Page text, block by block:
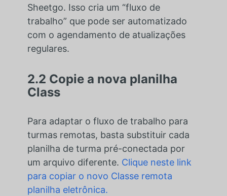
Sheetgo. Isso cria um “fluxo de
trabalho” que pode ser automatizado
com o agendamento de atualizações
regulares.
2.2 Copie a nova planilha
Class
Para adaptar o fluxo de trabalho para
turmas remotas, basta substituir cada
planilha de turma pré-conectada por
um arquivo diferente. Clique neste link
para copiar o novo Classe remota
planilha eletrônica.